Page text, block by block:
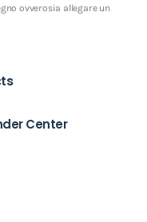
ovverosia allegare un
Center